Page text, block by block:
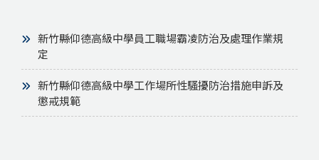
新竹縣仰德高級中學員工職場霸凌防治及處理作業規
定
新竹縣仰德高級中學工作場所性騷擾防治措施申訴及
懲戒規範